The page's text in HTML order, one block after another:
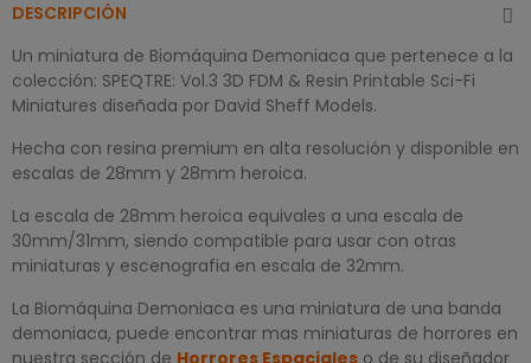
DESCRIPCIÓN
Un miniatura de Biomáquina Demoniaca que pertenece a la
colección: SPEQTRE: Vol.3 3D FDM & Resin Printable Sci-Fi
Miniatures diseñada por David Sheff Models.
Hecha con resina premium en alta resolución y disponible en
escalas de 28mm y 28mm heroica.
La escala de 28mm heroica equivales a una escala de
30mm/31mm, siendo compatible para usar con otras
miniaturas y escenografia en escala de 32mm.
La Biomáquina Demoniaca es una miniatura de una banda
demoniaca, puede encontrar mas miniaturas de horrores en